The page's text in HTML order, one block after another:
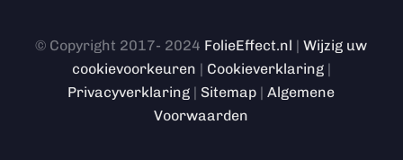
© Copyright 2017- 2024 FolieEffect.nl |Wijzig uw
cookievoorkeuren | Cookieverklaring|
Privacyverklaring | Sitemap |Algemene
Voorwaarden